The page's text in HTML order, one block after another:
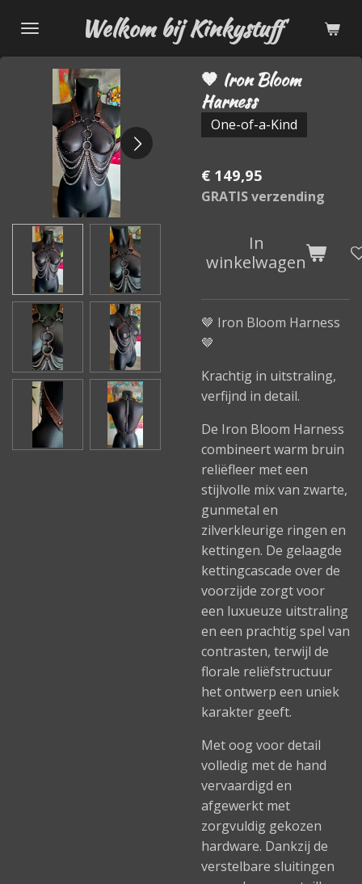
direct
naar
hoofdinhoud
Welkom bij Kinkystuff
🤎 Iron Bloom
Harness
One-of-a-Kind
€ 149,95
GRATIS verzending
In
winkelwagen
🤎 Iron Bloom Harness
🤎
Krachtig in uitstraling,
verfijnd in detail.
De Iron Bloom Harness
combineert warm bruin
reliëfleer met een
stijlvolle mix van zwarte,
gunmetal en
zilverkleurige ringen en
kettingen. De gelaagde
kettingcascade over de
voorzijde zorgt voor
een luxueuze uitstraling
en een prachtig spel van
contrasten, terwijl de
florale reliëfstructuur
het ontwerp een uniek
karakter geeft.
Met oog voor detail
volledig met de hand
vervaardigd en
afgewerkt met
zorgvuldig gekozen
hardware. Dankzij de
verstelbare sluitingen